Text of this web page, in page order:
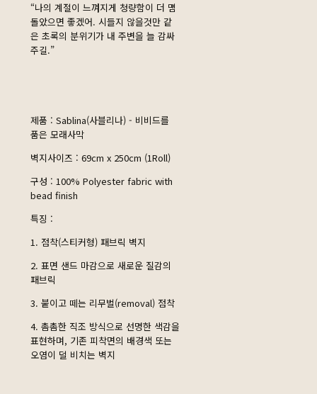
“나의 계절이 느껴지게 청량함이 더 맴
돌았으면 좋겠어. 시들지 않을것만 같
은 초록의 분위기가 내 주변을 늘 감싸
주길.”
제품 : Sablina(사블리나) - 비비드를
품은 모래사막
벽지사이즈 : 69cm x 250cm (1Roll)
구성 : 100% Polyester fabric with
bead finish
특징 :
1. 점착(스티커형) 패브릭 벽지
2. 표면 샌드 마감으로 새로운 질감의
패브릭
3. 붙이고 떼는 리무벌(removal) 점착
4. 촘촘한 직조 방식으로 선명한 색감을
표현하며, 기존 피착면의 배경색 또는
오염이 덜 비치는 벽지